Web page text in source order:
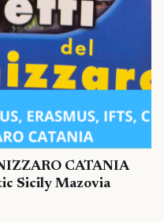
CATANIA
Sicily Mazovia